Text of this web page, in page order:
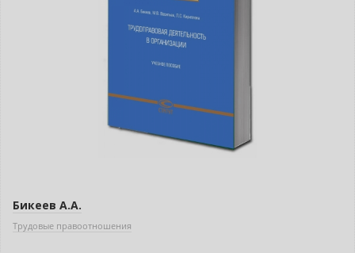
Бикеев А.А.
Трудовые правоотношения